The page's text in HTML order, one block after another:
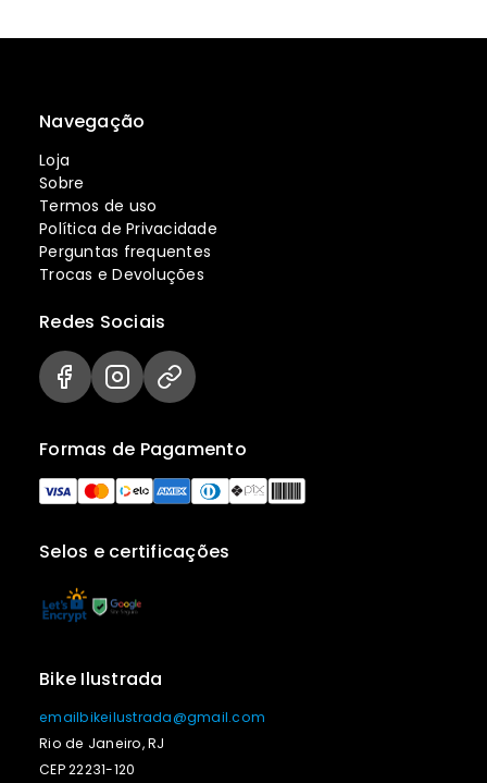
Navegação
Loja
Sobre
Termos de uso
Política de Privacidade
Perguntas frequentes
Trocas e Devoluções
Selos e certificações
Formas de Pagamento
Redes Sociais
Bike Ilustrada
emailbikeilustrada@gmail.com
Rio de Janeiro, RJ
CEP 22231-120